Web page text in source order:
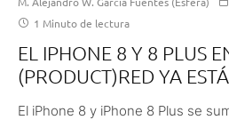
1 Minuto de lectura
EL IPHONE 8 Y 8 PLUS
(PRODUCT)RED YA
El iPhone 8 y iPhone 8 Plus se